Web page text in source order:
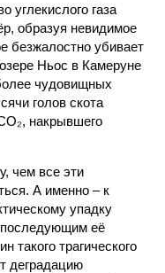
углекислого газа
образуя невидимое
безжалостно убивает
Ньос в Камеруне
чудовищных
голов скота
накрывшего
чем все эти
А именно – к
упадку
последующим её
такого трагического
деградацию